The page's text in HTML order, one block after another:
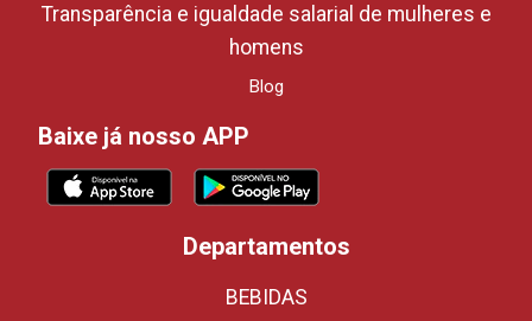
Transparência e igualdade salarial de mulheres e
homens
Blog
Baixe já nosso APP
Departamentos
BEBIDAS